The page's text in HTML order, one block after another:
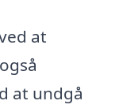
at
at undgå